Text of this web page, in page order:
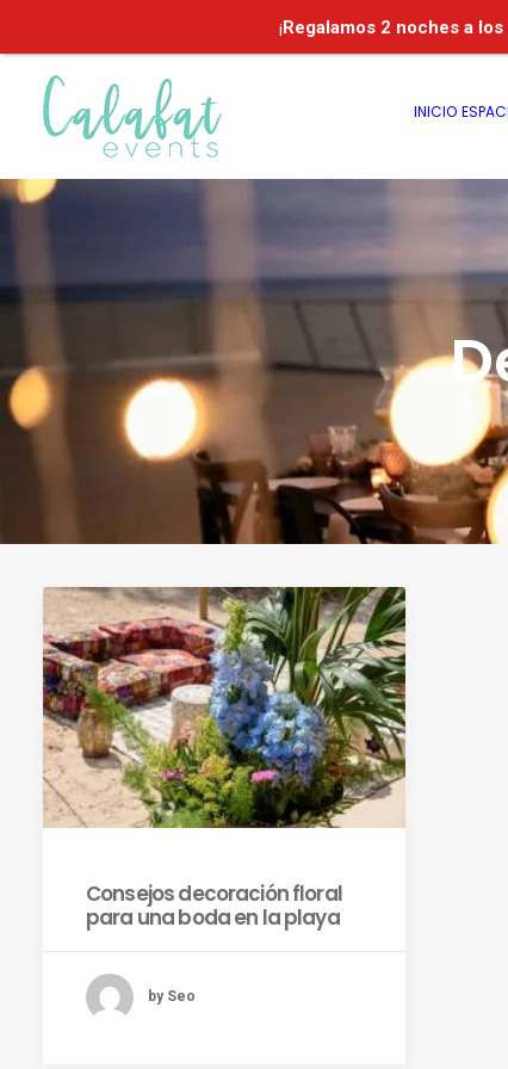
INICIO
Consejos decoración floral
para una boda en la playa
by Seo
¡Regalamos 2 noches a los